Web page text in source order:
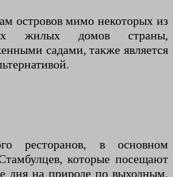
островов мимо некоторых из
жилых домов страны,
садами, также является
ресторанов, в основном
которые посещают
дня на природе по выходным.